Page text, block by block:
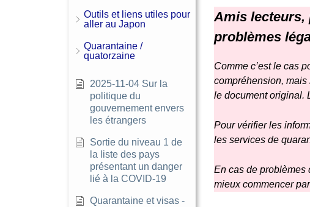
Outils et liens utiles pour
aller au Japon
Quarantaine /
quatorzaine
2025-11-04 Sur la
politique du
gouvernement envers
les étrangers
Sortie du niveau 1 de
la liste des pays
présentant un danger
lié à la COVID-19
Quarantaine et visas -
Amis lecteurs,
problèmes
Comme c’est le cas
compréhension, mais
le document original.
Pour vérifier les
les services de
En cas de problèmes
mieux commencer